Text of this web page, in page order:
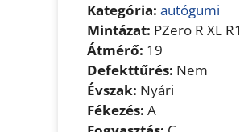
Kategória: autógumi
Mintázat: PZero R XL R1
Átmérő: 19
Defekttűrés: Nem
Évszak: Nyári
Fékezés: A